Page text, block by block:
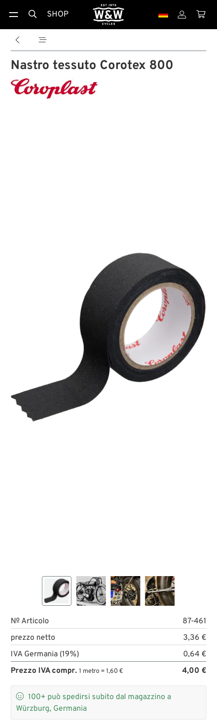
 SHOP  
 
Nastro tessuto Corotex 800
№ Articolo
87-461
prezzo netto
3,36 €
IVA Germania (19%)
0,64 €
Prezzo IVA compr.1 metro = 1,60 € 4,00 €
 100+ può spedirsi subito dal magazzino a
Würzburg, Germania